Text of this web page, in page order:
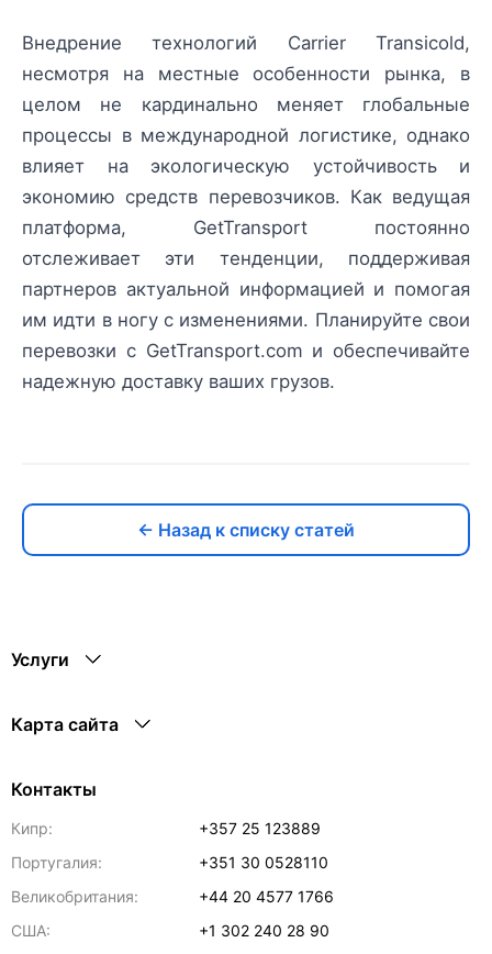
Внедрение технологий Carrier Transicold,
несмотря на местные особенности рынка, в
целом не кардинально меняет глобальные
процессы в международной логистике, однако
влияет на экологическую устойчивость и
экономию средств перевозчиков. Как ведущая
платформа, GetTransport постоянно
отслеживает эти тенденции, поддерживая
партнеров актуальной информацией и помогая
им идти в ногу с изменениями. Планируйте свои
перевозки с GetTransport.com и обеспечивайте
надежную доставку ваших грузов.
← Назад к списку статей
Услуги
Карта сайта
Контакты
Кипр:
+357 25 123889
Португалия:
+351 30 0528110
Великобритания:
+44 20 4577 1766
США:
+1 302 240 28 90